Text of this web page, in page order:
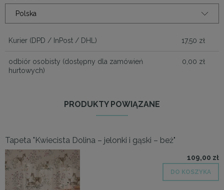
Kurier (DPD / InPost / DHL) 17,50 zł
odbiór osobisty (dostępny dla zamówień
hurtowych)
0,00 zł
PRODUKTY POWIĄZANE
Tapeta "Kwiecista Dolina – jelonki i gąski – beż"
109,00 zł
DO KOSZYKA